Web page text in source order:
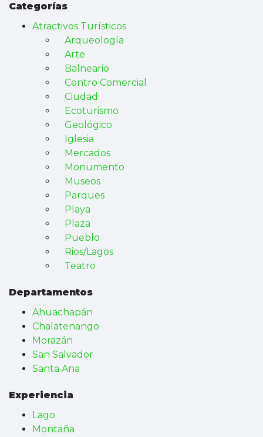
Categorías
Atractivos Turísticos
Arqueología
Arte
Balneario
Centro Comercial
Ciudad
Ecoturismo
Geológico
Iglesia
Mercados
Monumento
Museos
Parques
Playa
Plaza
Pueblo
Rios/Lagos
Teatro
Departamentos
Ahuachapán
Chalatenango
Morazán
San Salvador
Santa Ana
Experiencia
Lago
Montaña